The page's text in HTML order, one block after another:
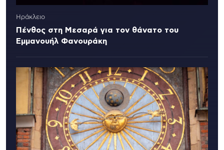
Ηράκλειο
Πένθος στη Μεσαρά για τον θάνατο του
Εμμανουήλ Φανουράκη